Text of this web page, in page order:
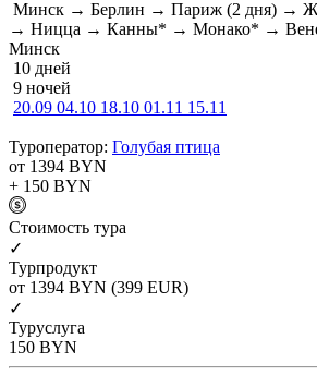
Минск → Берлин → Париж (2 дня) →
→ Ницца → Канны* → Монако* →
Минск
10 дней
9 ночей
20.09 04.10 18.10 01.11 15.11
Туроператор: Голубая птица
от 1394 BYN
+ 150 BYN
Cтоимость тура
✓
Турпродукт
от 1394 BYN (399 EUR)
✓
Туруслуга
150 BYN